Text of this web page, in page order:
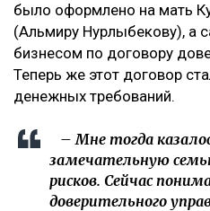
было оформлено на мать
(Альмиру Нурлыбекову), а
бизнесом по договору
Теперь же этот договор
денежных требований.
– Мне тогда
замечательную
рисков. Сейчас
доверительного